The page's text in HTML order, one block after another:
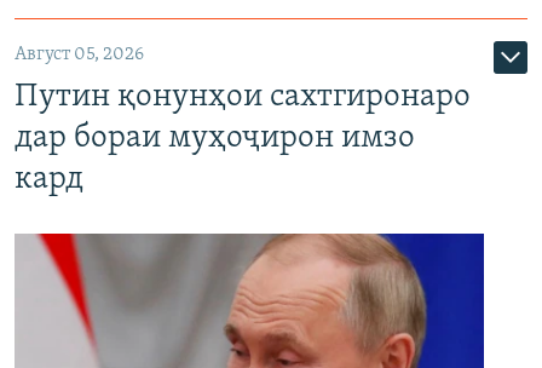
Август 05, 2026
Путин қонунҳои сахтгиронаро
дар бораи муҳоҷирон имзо
кард